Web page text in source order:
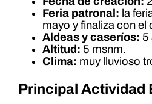
Feria patronal: la
mayo y finaliza con el
Aldeas y caseríos: 5
Altitud: 5 msnm.
Clima: muy lluvioso
Principal Actividad